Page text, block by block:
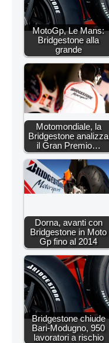
MotoGp, Le Mans:
Bridgestone alla
grande
Motomondiale, la
Bridgestone analizza
il Gran Premio…
Dorna, avanti con
Bridgestone in Moto
Gp fino al 2014
Bridgestone chiude
Bari-Modugno, 950
lavoratori a rischio